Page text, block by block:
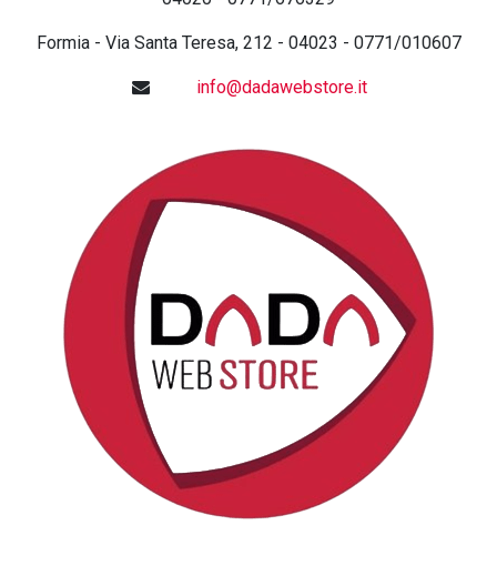
Formia - Via Santa Teresa, 212 - 04023 - 0771/010607
info@dadawebstore.it